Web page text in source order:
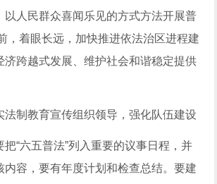
以人民群众喜闻乐见的方式方法开展普
，着眼长远，加快推进依法治区进程建
济跨越式发展、维护社会和谐稳定提供
制教育宣传组织领导，强化队伍建设
六五普法”列入重要的议事日程，并
内容，要有年度计划和检查总结。要建